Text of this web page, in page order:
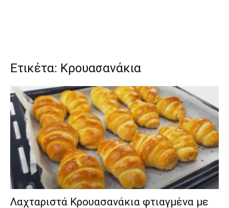
Ετικέτα: Κρουασανάκια
Λαχταριστά Κρουασανάκια φτιαγμένα με